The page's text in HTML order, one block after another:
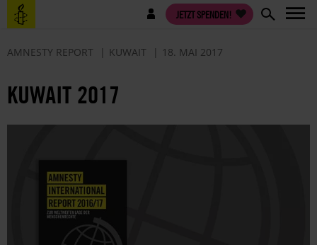
Direkt
zum
Benutzermenü JETZT SPENDEN!
AMNESTY REPORT KUWAIT 18. MAI 2017
KUWAIT 2017